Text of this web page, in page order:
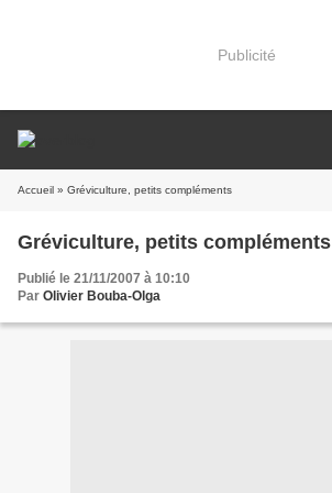
Publicité
Accueil » Gréviculture, petits compléments
Gréviculture, petits compléments
Publié le 21/11/2007 à 10:10
Par Olivier Bouba-Olga